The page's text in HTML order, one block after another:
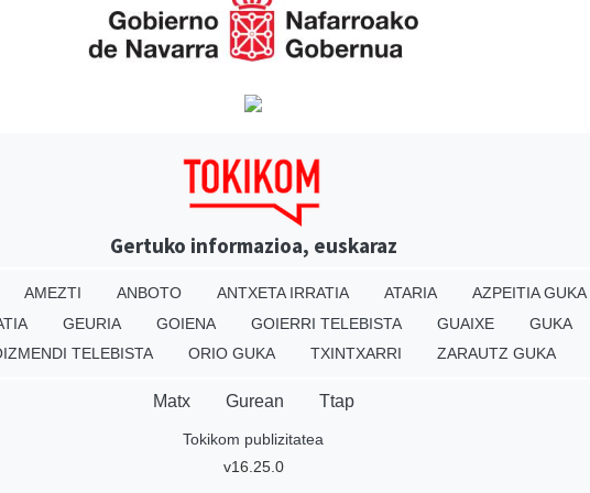
Gertuko informazioa, euskaraz
AMEZTI ANBOTO ANTXETA IRRATIA ATARIA AZPEITIA GUKA
GEURIA GOIENA GOIERRI TELEBISTA GUAIXE GUKA
TELEBISTA ORIO GUKA TXINTXARRI ZARAUTZ GUKA
Matx Gurean Ttap
Tokikom publizitatea
v16.25.0